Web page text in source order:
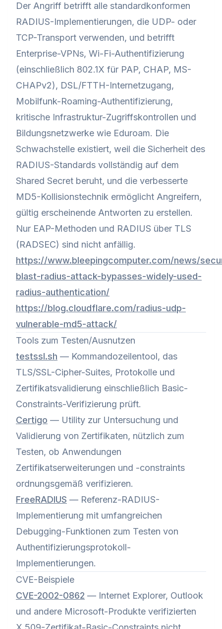
Der Angriff betrifft alle standardkonformen
RADIUS-Implementierungen, die UDP- oder
TCP-Transport verwenden, und betrifft
Enterprise-VPNs, Wi-Fi-Authentifizierung
(einschließlich 802.1X für PAP, CHAP, MS-
CHAPv2), DSL/FTTH-Internetzugang,
Mobilfunk-Roaming-Authentifizierung,
kritische Infrastruktur-Zugriffskontrollen und
Bildungsnetzwerke wie Eduroam. Die
Schwachstelle existiert, weil die Sicherheit des
RADIUS-Standards vollständig auf dem
Shared Secret beruht, und die verbesserte
MD5-Kollisionstechnik ermöglicht Angreifern,
gültig erscheinende Antworten zu erstellen.
Nur EAP-Methoden und RADIUS über TLS
(RADSEC) sind nicht anfällig.
https://www.bleepingcomputer.com/news/
blast-radius-attack-bypasses-widely-used-
radius-authentication/
https://blog.cloudflare.com/radius-udp-
vulnerable-md5-attack/
Tools zum Testen/Ausnutzen
testssl.sh — Kommandozeilentool, das
TLS/SSL-Cipher-Suites, Protokolle und
Zertifikatsvalidierung einschließlich Basic-
Constraints-Verifizierung prüft.
Certigo — Utility zur Untersuchung und
Validierung von Zertifikaten, nützlich zum
Testen, ob Anwendungen
Zertifikatserweiterungen und -constraints
ordnungsgemäß verifizieren.
FreeRADIUS — Referenz-RADIUS-
Implementierung mit umfangreichen
Debugging-Funktionen zum Testen von
Authentifizierungsprotokoll-
Implementierungen.
CVE-Beispiele
CVE-2002-0862 — Internet Explorer, Outlook
und andere Microsoft-Produkte verifizierten